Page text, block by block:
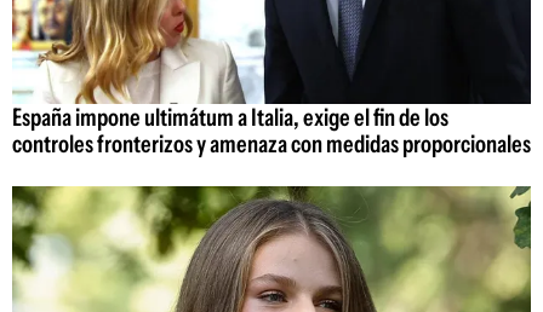
España impone ultimátum a Italia, exige el fin de los
controles fronterizos y amenaza con medidas proporcionales